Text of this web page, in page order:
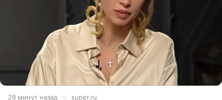
29 минут назад super.ru